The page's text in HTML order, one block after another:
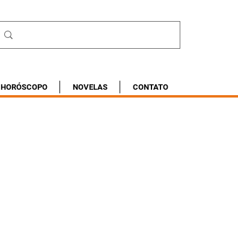
HORÓSCOPO NOVELAS CONTATO